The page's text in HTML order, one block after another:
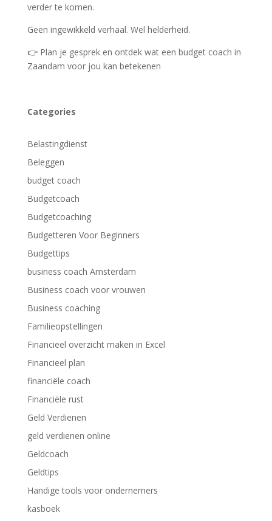
verder te komen.
Geen ingewikkeld verhaal. Wel helderheid.
👉 Plan je gesprek en ontdek wat een budget coach in
Zaandam voor jou kan betekenen
Categories
Belastingdienst
Beleggen
budget coach
Budgetcoach
Budgetcoaching
Budgetteren Voor Beginners
Budgettips
business coach Amsterdam
Business coach voor vrouwen
Business coaching
Familieopstellingen
Financieel overzicht maken in Excel
Financieel plan
financiële coach
Financiële rust
Geld Verdienen
geld verdienen online
Geldcoach
Geldtips
Handige tools voor ondernemers
kasboek